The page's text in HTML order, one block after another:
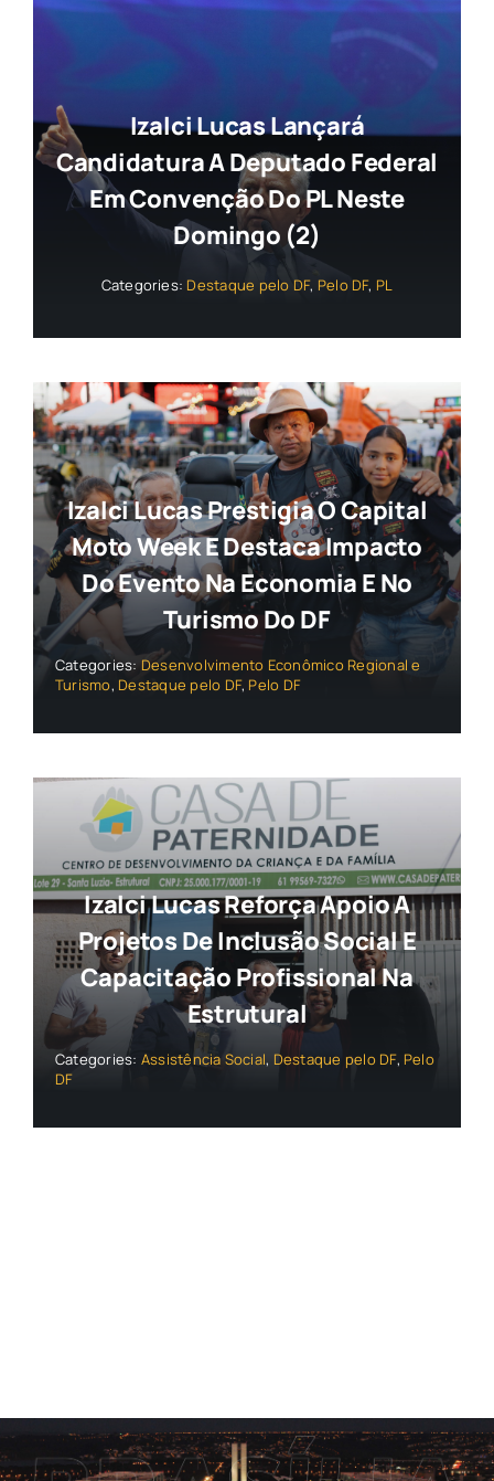
Izalci Lucas Lançará
Candidatura A Deputado Federal
Em Convenção Do PL Neste
Domingo (2)
Categories: Destaque pelo DF, Pelo DF, PL
Izalci Lucas Prestigia O Capital
Moto Week E Destaca Impacto
Do Evento Na Economia E No
Turismo Do DF
Categories: Desenvolvimento Econômico Regional e
Turismo, Destaque pelo DF, Pelo DF
Izalci Lucas Reforça Apoio A
Projetos De Inclusão Social E
Capacitação Profissional Na
Estrutural
Categories: Assistência Social, Destaque pelo DF, Pelo
DF